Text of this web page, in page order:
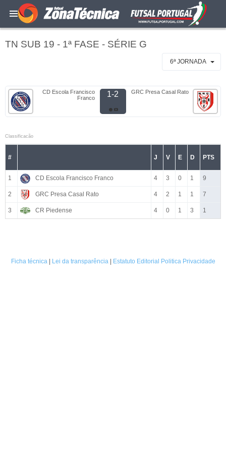
TN SUB 19 - 1ª FASE - SÉRIE G
6ª JORNADA
CD Escola Francisco
Franco
1-2 GRC Presa Casal Rato
Classificacão
# J V E D PTS
1 CD Escola Francisco Franco 4 3 0 1 9
2 GRC Presa Casal Rato 4 2 1 1 7
3 CR Piedense 4 0 1 3 1
Ficha técnica| Lei da transparência| Estatuto Editorial Politica Privacidade